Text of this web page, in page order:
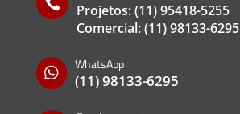
Projetos:(11) 95418-5255
Comercial:(11) 98133-6295

WhatsApp
(11) 98133-6295